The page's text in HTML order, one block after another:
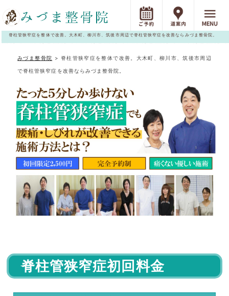
脊柱管狭窄症を整体で改善。大木町、柳川市、筑後市周辺で脊柱管狭窄症を改善ならみづま整骨院。
みづま整骨院 > 脊柱管狭窄症を整体で改善。大木町、柳川市、筑後市周辺
で脊柱管狭窄症を改善ならみづま整骨院。
脊柱管狭窄症初回料金